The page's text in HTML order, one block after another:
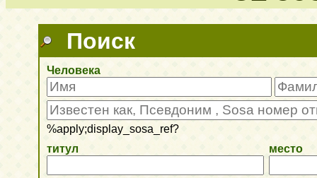
Поиск
Человека
%apply;display_sosa_ref?
титул
место